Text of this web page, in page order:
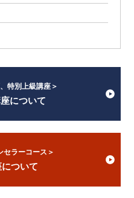
特別上級講座＞
について
セラーコース＞
ついて